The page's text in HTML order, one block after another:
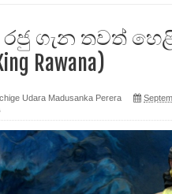
ගීතයේ පද පෙළ
පද පෙළ
- මතක අලුතින් ලියන්න ගීතයේ පද
ඇවිත් ගීතයේ පද පෙළ
සඳේ ගීතයේ පද පෙළ
ගීතයේ පද පෙළ
ගැන තවත්
Rawana)
Udara Madusanka Perera